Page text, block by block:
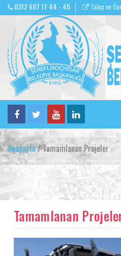
0312 687 17 44 - 45 Talep ve
Anasayfa/ Tamamlanan Projeler
Tamamlanan